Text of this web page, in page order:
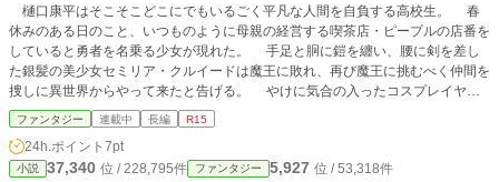
樋口康平はそこそこどこにでもいるごく平凡な人間を自負する高校生。 春
休みのある日のこと、いつものように母親の経営する喫茶店・ピープルの店番を
していると勇者を名乗る少女が現れた。 手足と胴に鎧を纏い、腰に剣を差し
た銀髪の美少女セミリア・クルイードは魔王に敗れ、再び魔王に挑むべく仲間を
捜しに異世界からやって来たと告げる。 やけに気合の入ったコスプレイヤー
が訪れたものだと驚く康平だが、涙ながらに力を貸してくれと懇願するセミリア
を突き放すことが出来ずに渋々仲間捜しに協力することに。 結果現れた、ノ
リと音楽命の現役女子大生西原春乃、自称ニートで自称オタクで自称魔女っ娘な
んとかというアニメのファンクラブを作ったと言っても過言ではない人物らしい
ファンタジー 連載中 長編 R15
24h.ポイント 7pt
小説 37,340 位 / 228,795件 ファンタジー 5,927 位 / 53,318件